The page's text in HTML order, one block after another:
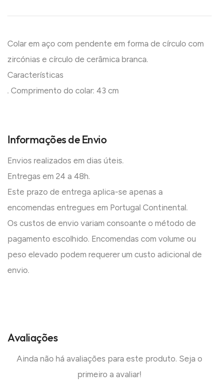
Colar em aço com pendente em forma de círculo com
zircónias e círculo de cerâmica branca.
Características
. Comprimento do colar: 43 cm
Informações de Envio
Envios realizados em dias úteis.
Entregas em 24 a 48h.
Este prazo de entrega aplica-se apenas a
encomendas entregues em Portugal Continental.
Os custos de envio variam consoante o método de
pagamento escolhido. Encomendas com volume ou
peso elevado podem requerer um custo adicional de
envio.
Avaliações
Ainda não há avaliações para este produto. Seja o
primeiro a avaliar!